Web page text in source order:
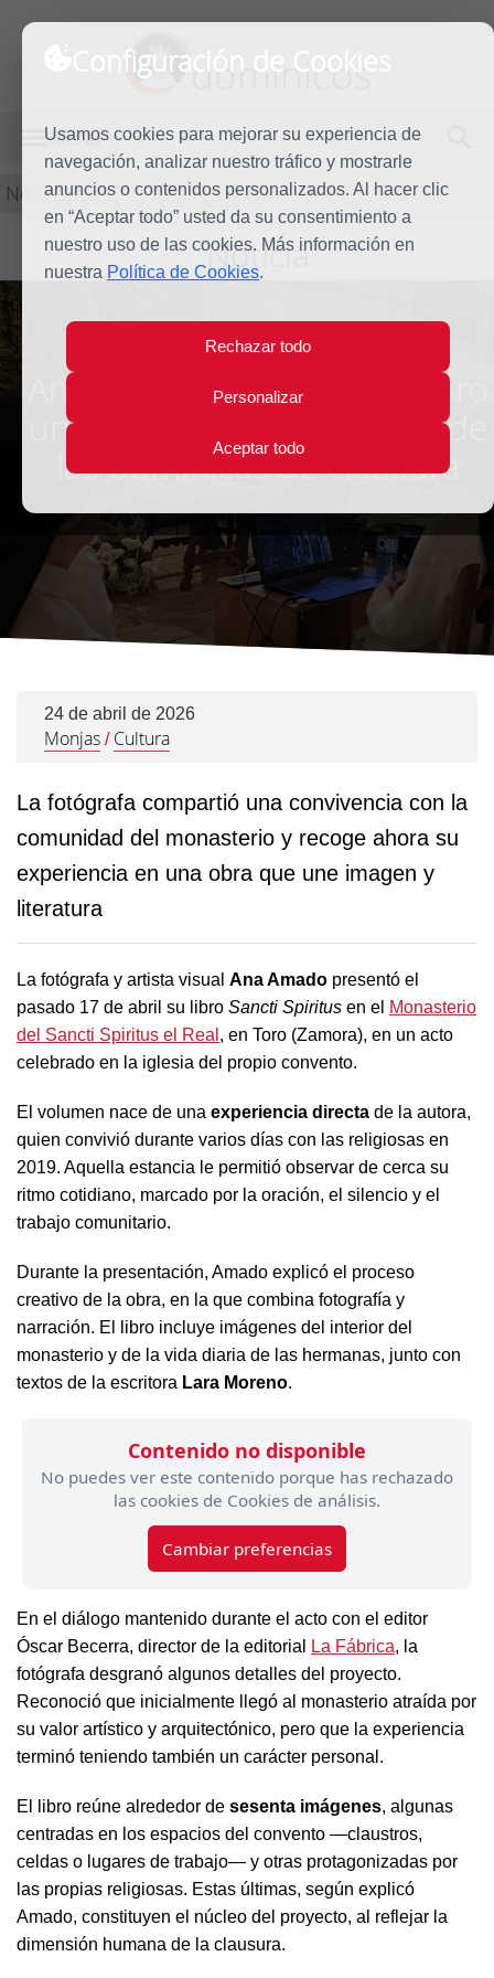
Configuración de Cookies
Usamos cookies para mejorar su experiencia de
navegación, analizar nuestro tráfico y mostrarle
anuncios o contenidos personalizados. Al hacer clic
en “Aceptar todo” usted da su consentimiento a
nuestro uso de las cookies. Más información en
nuestra Política de Cookies.
Rechazar todo
Personalizar
Aceptar todo
dominicos
MENÚ
Noticias
Noticia
Ana Amado presenta en Toro
un libro que acerca la vida de
las dominicas de clausura
24 de abril de 2026
Monjas / Cultura
La fotógrafa compartió una convivencia con la
comunidad del monasterio y recoge ahora su
experiencia en una obra que une imagen y
literatura
La fotógrafa y artista visual Ana Amado presentó el
pasado 17 de abril su libro Sancti Spiritus en el Monasterio
del Sancti Spiritus el Real , en Toro (Zamora), en un acto
celebrado en la iglesia del propio convento.
El volumen nace de una experiencia directa de la autora,
quien convivió durante varios días con las religiosas en
2019. Aquella estancia le permitió observar de cerca su
ritmo cotidiano, marcado por la oración, el silencio y el
trabajo comunitario.
Durante la presentación, Amado explicó el proceso
creativo de la obra, en la que combina fotografía y
narración. El libro incluye imágenes del interior del
monasterio y de la vida diaria de las hermanas, junto con
textos de la escritora Lara Moreno.
Contenido no disponible
No puedes ver este contenido porque has rechazado
las cookies de Cookies de análisis.
Cambiar preferencias
En el diálogo mantenido durante el acto con el editor
Óscar Becerra, director de la editorial
La Fábrica, la
fotógrafa desgranó algunos detalles del proyecto.
Reconoció que inicialmente llegó al monasterio atraída por
su valor artístico y arquitectónico, pero que la experiencia
terminó teniendo también un carácter personal.
El libro reúne alrededor de sesenta imágenes, algunas
centradas en los espacios del convento —claustros,
celdas o lugares de trabajo— y otras protagonizadas por
las propias religiosas. Estas últimas, según explicó
Amado, constituyen el núcleo del proyecto, al reflejar la
dimensión humana de la clausura.